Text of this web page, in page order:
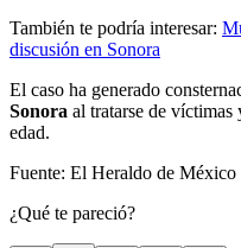
También te podría interesar:
discusión en Sonora
El caso ha generado
Sonora al tratarse de víctimas
edad.
Fuente: El Heraldo de México
¿Qué te pareció?